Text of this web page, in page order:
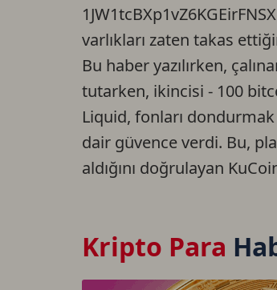
varlıkları zaten takas
Bu haber yazılırken,
tutarken, ikincisi - 100
Liquid, fonları
dair güvence verdi. Bu,
aldığını doğrulayan
Kripto Para